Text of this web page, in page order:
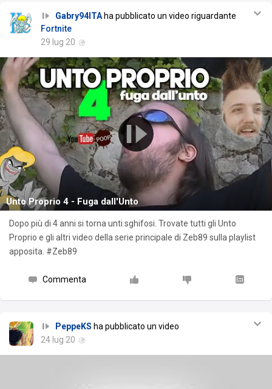
Gabry94ITA ha pubblicato un video riguardante
Fortnite
29 lug 20
Unto Proprio 4 - Fuga dall'Unto
Dopo più di 4 anni si torna unti sghifosi. Trovate tutti gli Unto
Proprio e gli altri video della serie principale di Zeb89 sulla playlist
apposita. #Zeb89
Commenta
PeppeKS ha pubblicato un video
24 lug 20